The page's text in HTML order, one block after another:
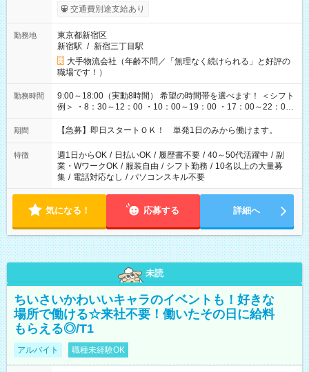
交通費別途支給あり
勤務地
東京都新宿区
新宿駅 / 新宿三丁目駅
大手物流会社（年齢不問／「無理なく続けられる」と好評の
職場です！）
勤務時間
9:00～18:00（実動8時間） 希望の時間帯を選べます！ ＜シフト
例＞ ・8：30～12：00 ・10：00～19：00 ・17：00～22：00
・13：00～22：00 ・22：00～翌6：00 など
期間 【急募】即日スタートＯＫ！ 単発1日のみから働けます。
特徴 週1日からOK / 日払いOK / 履歴書不要 / 40～50代活躍中 / 副
業・WワークOK / 服装自由 / シフト勤務 / 10名以上の大量募
集 / 電話対応なし / パソコンスキル不要
気になる！ 応募する 詳細へ
未読
ちいさいかわいいキャラのイベントも！好きな
場所で働ける☆来社不要！働いたその日に給料
もらえる◎/T1
アルバイト 職種未経験OK